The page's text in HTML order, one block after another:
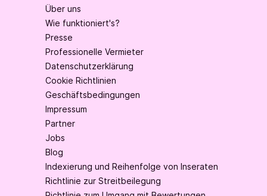
Über uns
Wie funktioniert's?
Presse
Professionelle Vermieter
Datenschutzerklärung
Cookie Richtlinien
Geschäftsbedingungen
Impressum
Partner
Jobs
Blog
Indexierung und Reihenfolge von Inseraten
Richtlinie zur Streitbeilegung